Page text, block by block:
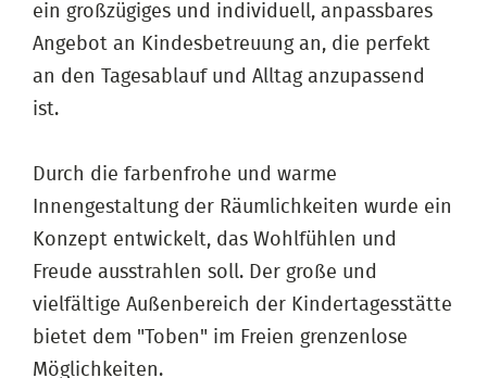
ein großzügiges und individuell, anpassbares
Angebot an Kindesbetreuung an, die perfekt
an den Tagesablauf und Alltag anzupassend
ist.
Durch die farbenfrohe und warme
Innengestaltung der Räumlichkeiten wurde ein
Konzept entwickelt, das Wohlfühlen und
Freude ausstrahlen soll. Der große und
vielfältige Außenbereich der Kindertagesstätte
bietet dem "Toben" im Freien grenzenlose
Möglichkeiten.